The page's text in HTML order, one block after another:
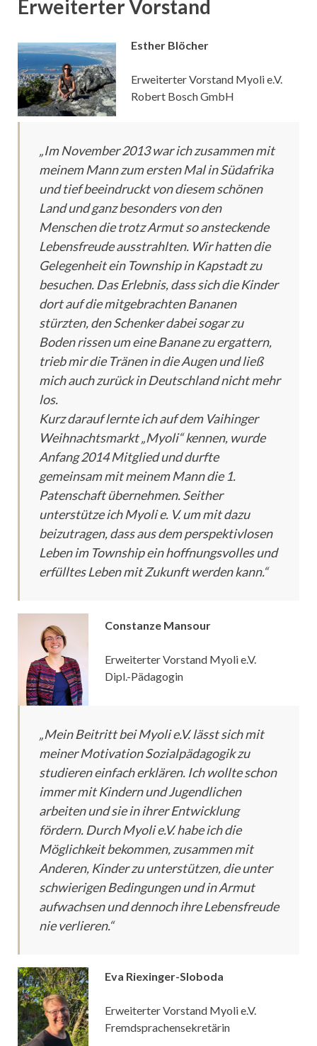
Erweiterter Vorstand
Esther Blöcher
Erweiterter Vorstand Myoli e.V.
Robert Bosch GmbH
„Im November 2013 war ich zusammen mit
meinem Mann zum ersten Mal in Südafrika
und tief beeindruckt von diesem schönen
Land und ganz besonders von den
Menschen die trotz Armut so ansteckende
Lebensfreude ausstrahlten. Wir hatten die
Gelegenheit ein Township in Kapstadt zu
besuchen. Das Erlebnis, dass sich die Kinder
dort auf die mitgebrachten Bananen
stürzten, den Schenker dabei sogar zu
Boden rissen um eine Banane zu ergattern,
trieb mir die Tränen in die Augen und ließ
mich auch zurück in Deutschland nicht mehr
los.
Kurz darauf lernte ich auf dem Vaihinger
Weihnachtsmarkt „Myoli“ kennen, wurde
Anfang 2014 Mitglied und durfte
gemeinsam mit meinem Mann die 1.
Patenschaft übernehmen. Seither
unterstütze ich Myoli e. V. um mit dazu
beizutragen, dass aus dem perspektivlosen
Leben im Township ein hoffnungsvolles und
erfülltes Leben mit Zukunft werden kann.“
Constanze Mansour
Erweiterter Vorstand Myoli e.V.
Dipl.-Pädagogin
„Mein Beitritt bei Myoli e.V. lässt sich mit
meiner Motivation Sozialpädagogik zu
studieren einfach erklären. Ich wollte schon
immer mit Kindern und Jugendlichen
arbeiten und sie in ihrer Entwicklung
fördern. Durch Myoli e.V. habe ich die
Möglichkeit bekommen, zusammen mit
Anderen, Kinder zu unterstützen, die unter
schwierigen Bedingungen und in Armut
aufwachsen und dennoch ihre Lebensfreude
nie verlieren.“
Eva Riexinger-Sloboda
Erweiterter Vorstand Myoli e.V.
Fremdsprachensekretärin